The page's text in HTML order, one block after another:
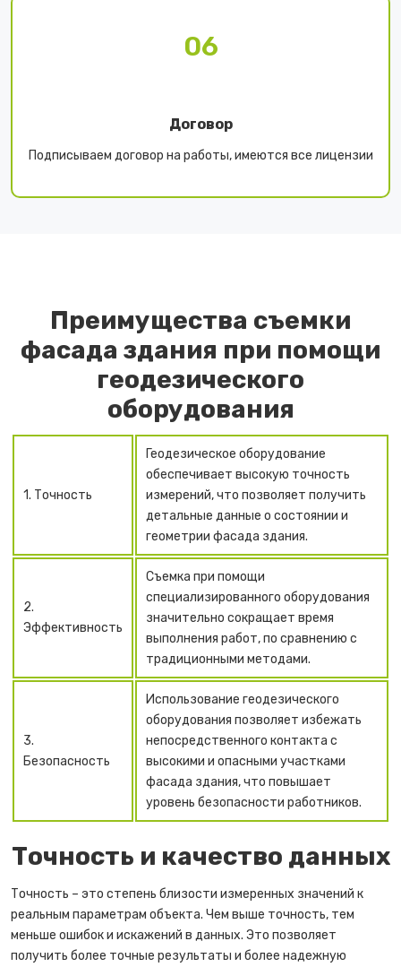
06
Договор
Подписываем договор на работы, имеются все лицензии
Преимущества съемки
фасада здания при помощи
геодезического
оборудования
1. Точность
Геодезическое оборудование
обеспечивает высокую точность
измерений, что позволяет получить
детальные данные о состоянии и
геометрии фасада здания.
2.
Эффективность
Съемка при помощи
специализированного оборудования
значительно сокращает время
выполнения работ, по сравнению с
традиционными методами.
3.
Безопасность
Использование геодезического
оборудования позволяет избежать
непосредственного контакта с
высокими и опасными участками
фасада здания, что повышает
уровень безопасности работников.
Точность и качество данных
Точность – это степень близости измеренных значений к
реальным параметрам объекта. Чем выше точность, тем
меньше ошибок и искажений в данных. Это позволяет
получить более точные результаты и более надежную